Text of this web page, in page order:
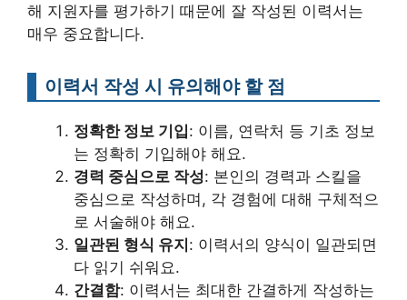
해 지원자를 평가하기 때문에 잘 작성된 이력서는
매우 중요합니다.
이력서 작성 시 유의해야 할 점
정확한 정보 기입: 이름, 연락처 등 기초 정보
는 정확히 기입해야 해요.
경력 중심으로 작성: 본인의 경력과 스킬을
중심으로 작성하며, 각 경험에 대해 구체적으
로 서술해야 해요.
일관된 형식 유지: 이력서의 양식이 일관되면
다 읽기 쉬워요.
간결함: 이력서는 최대한 간결하게 작성하는